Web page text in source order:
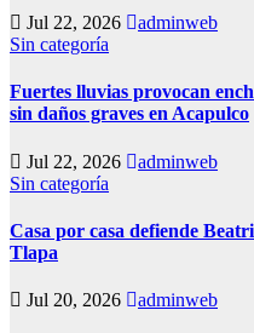
Jul 22, 2026
adminweb
Sin categoría
Fuertes lluvias provocan
sin daños graves en Acapulco
Jul 22, 2026
adminweb
Sin categoría
Casa por casa defiende
Tlapa
Jul 20, 2026 adminweb